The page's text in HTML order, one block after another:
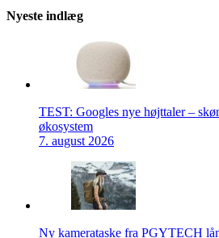
Nyeste indlæg
TEST: Googles nye højttaler –
økosystem
7. august 2026
Ny kamerataske fra PGYTECH